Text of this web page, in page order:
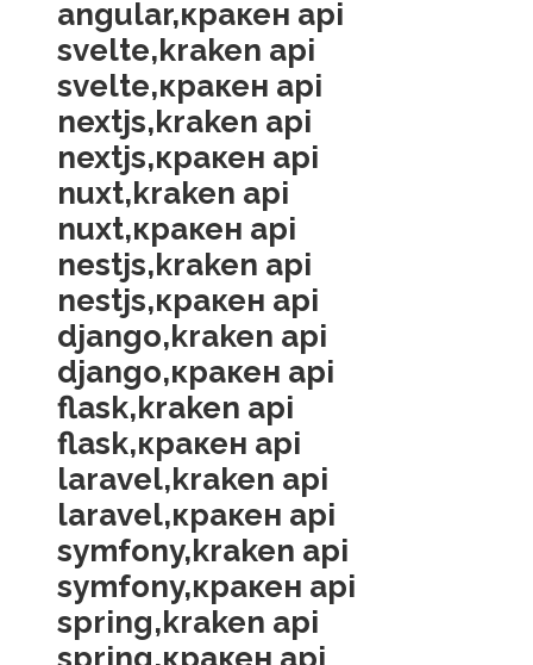
angular,кракен api
svelte,kraken api
svelte,кракен api
nextjs,kraken api
nextjs,кракен api
nuxt,kraken api
nuxt,кракен api
nestjs,kraken api
nestjs,кракен api
django,kraken api
django,кракен api
flask,kraken api
flask,кракен api
laravel,kraken api
laravel,кракен api
symfony,kraken api
symfony,кракен api
spring,kraken api